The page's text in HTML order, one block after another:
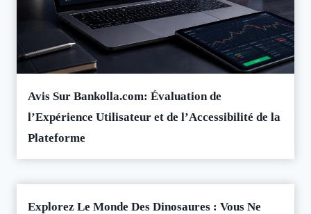
Avis Sur Bankolla.com: Évaluation de
l’Expérience Utilisateur et de l’Accessibilité de la
Plateforme
Explorez Le Monde Des Dinosaures : Vous Ne